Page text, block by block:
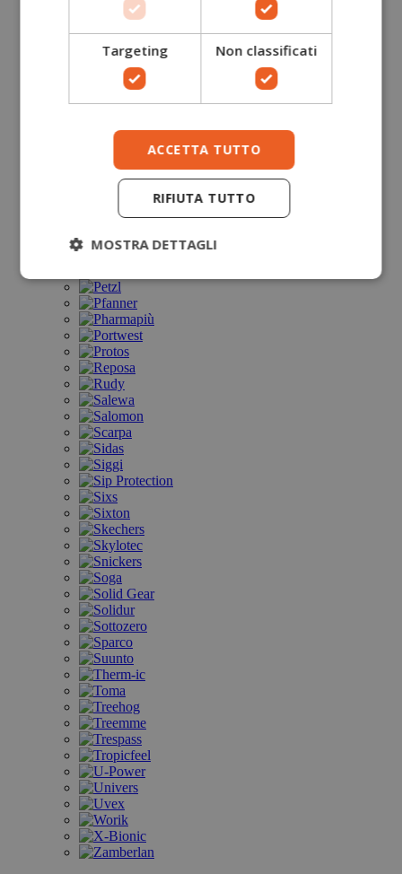
Targeting Non classificati
ACCETTA TUTTO
RIFIUTA TUTTO
MOSTRA DETTAGLI